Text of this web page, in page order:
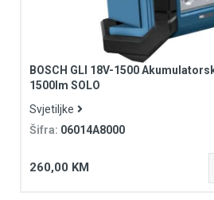
BOSCH GLI 18V-1500
1500lm SOLO
Svjetiljke
Šifra: 06014A8000
260,00 KM